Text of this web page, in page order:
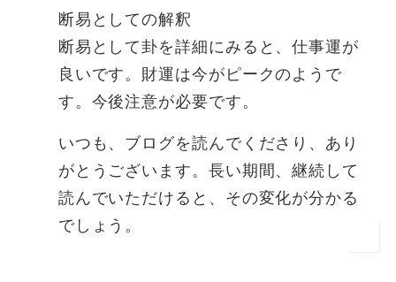
断易としての解釈
断易として卦を詳細にみると、仕事運が
良いです。財運は今がピークのようで
す。今後注意が必要です。
いつも、ブログを読んでくださり、あり
がとうございます。長い期間、継続して
読んでいただけると、その変化が分かる
でしょう。